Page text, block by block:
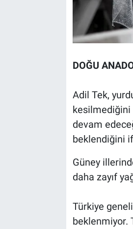
DOĞU
Adil Tek,
kesilmediğini
devam
beklendiğini
Güney
daha zayıf
Türkiye
beklenmiyor.